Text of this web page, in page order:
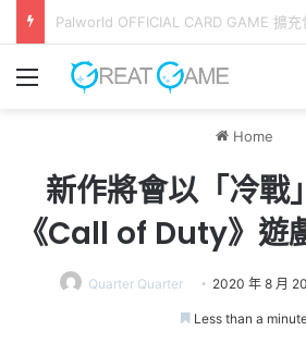
Menu
Home
新作將會以「冷戰
《Call of Duty》遊
Quarter Quarter 2020 年 8 月
Less than a